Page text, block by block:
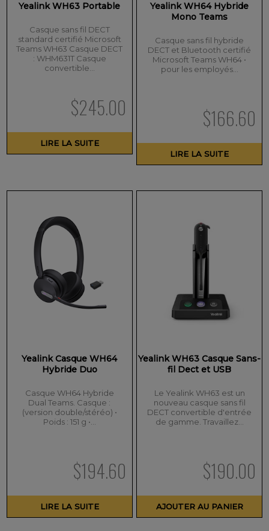
Yealink WH63 Portable
Casque sans fil DECT
standard certifié Microsoft
Teams WH63 Casque DECT
: WHM631T Casque
convertible…
$245.00
LIRE LA SUITE
Yealink WH64 Hybride
Mono Teams
Casque sans fil hybride
DECT et Bluetooth certifié
Microsoft Teams WH64 •
pour les employés…
$166.60
LIRE LA SUITE
Yealink Casque WH64
Hybride Duo
Casque WH64 Hybride
Dual Teams. Casque :
(version double/stéréo) •
Poids : 151 g •…
$194.60
LIRE LA SUITE
Yealink WH63 Casque Sans-
fil Dect et USB
Le Yealink WH63 est un
nouveau casque sans fil
DECT convertible d'entrée
de gamme. Travaillez…
$190.00
AJOUTER AU PANIER